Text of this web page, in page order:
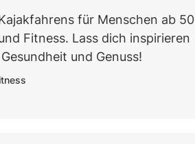
für Menschen ab 50
Fitness. Lass dich inspirieren
und Genuss!